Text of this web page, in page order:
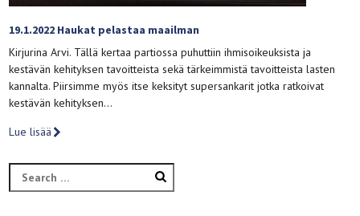
19.1.2022 Haukat pelastaa maailman
Kirjurina Arvi. Tällä kertaa partiossa puhuttiin ihmisoikeuksista ja
kestävän kehityksen tavoitteista sekä tärkeimmistä tavoitteista lasten
kannalta. Piirsimme myös itse keksityt supersankarit jotka ratkoivat
kestävän kehityksen…
Lue lisää
Search
for: